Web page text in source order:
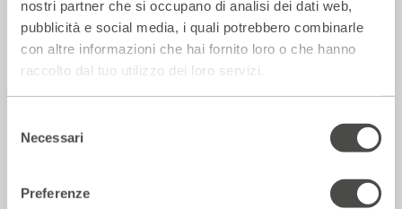
nostri partner che si occupano di analisi dei dati web,
pubblicità e social media, i quali potrebbero combinarle
con altre informazioni che hai fornito loro o che hanno
raccolto dal tuo utilizzo dei loro servizi.
delNecessari
Preferenze
Il Giornale – Mirandolina intona le note
dei cantautori